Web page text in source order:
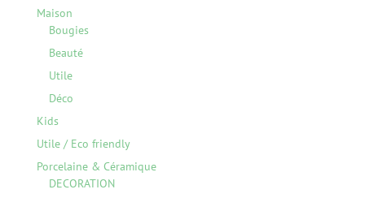
Maison
Bougies
Beauté
Utile
Déco
Kids
Utile / Eco friendly
Porcelaine & Céramique
DECORATION